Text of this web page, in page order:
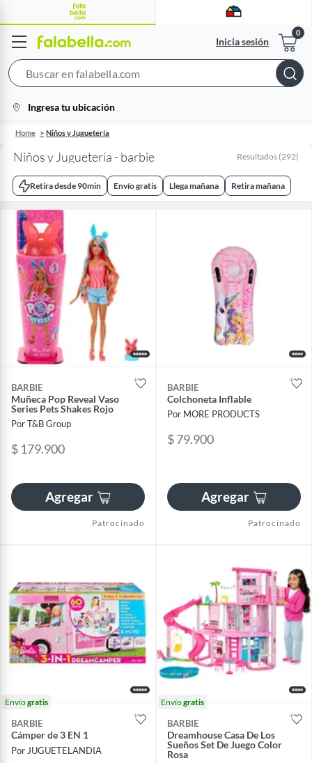
Inicia sesión
Bar
location-
icon
Ingresa tu ubicación
Home Niños y Juguetería
Niños y Juguetería - barbie Resultados (292)
Retira desde 90min Envío gratis Llega mañana Retira mañana
BARBIE
Muñeca Pop Reveal Vaso
Series Pets Shakes Rojo
Por T&B Group
$ 179.900
Agregar
Patrocinado
BARBIE
Colchoneta Inflable
Por MORE PRODUCTS
$ 79.900
Agregar
Patrocinado
Envíogratis
BARBIE
Cámper de 3 EN 1
Por JUGUETELANDIA
Envíogratis
BARBIE
Dreamhouse Casa De Los
Sueños Set De Juego Color
Rosa